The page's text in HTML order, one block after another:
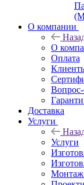
О компании
О
Оплата
Вопрос-
Доставка
Услуги
Услуги
Монтаж